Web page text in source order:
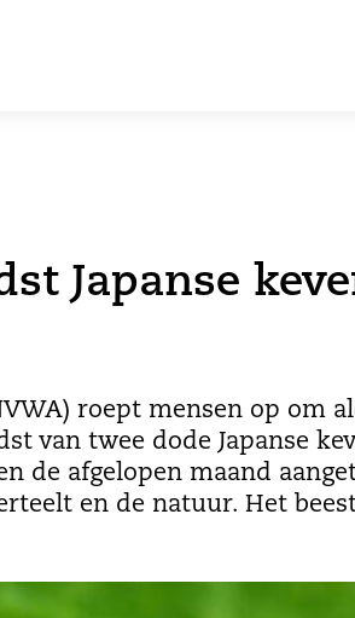
Japanse
roept mensen op om
van twee dode Japanse
de afgelopen maand
en de natuur. Het